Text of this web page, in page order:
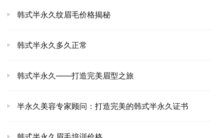
韩式半永久纹眉毛价格揭秘
韩式半永久多久正常
韩式半永久——打造完美眉型之旅
半永久美容专家顾问：打造完美的韩式半永久证书